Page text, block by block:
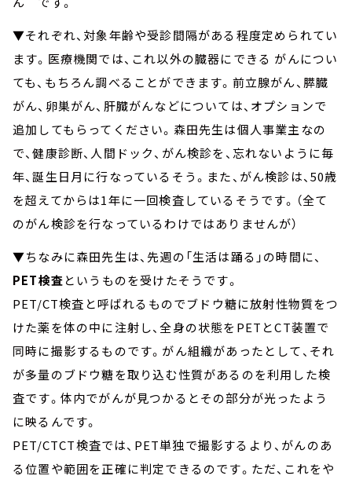
▼それぞれ、対象年齢や受診間隔がある程度定められてい
ます。医療機関では、これ以外の臓器にできる がんについ
ても、もちろん調べることができます。前立腺がん、膵臓
がん、卵巣がん、肝臓がんなどについては、オプションで
追加してもらってください。森田先生は個人事業主なの
で、健康診断、人間ドック、がん検診を、忘れないように毎
年、誕生日月に行なっているそう。また、がん検診は、50歳
を超えてからは1年に一回検査しているそうです。（全て
のがん検診を行なっているわけではありませんが）
▼ちなみに森田先生は、先週の「生活は踊る」の時間に、
PET検査というものを受けたそうです。
PET/CT検査と呼ばれるものでブドウ糖に放射性物質をつ
けた薬を体の中に注射し、全身の状態をPETとCT装置で
同時に撮影するものです。がん組織があったとして、それ
が多量のブドウ糖を取り込む性質があるのを利用した検
査です。体内でがんが見つかるとその部分が光ったよう
に映るんです。
PET/CTCT検査では、PET単独で撮影するより、がんのあ
る位置や範囲を正確に判定できるのです。ただ、これをや